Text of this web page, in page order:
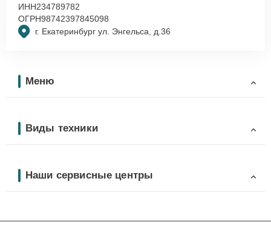
г. Екатеринбург ул. Энгельса, д.36
ИНН234789782
ОГРН98742397845098
Меню
Виды техники
Наши сервисные центры